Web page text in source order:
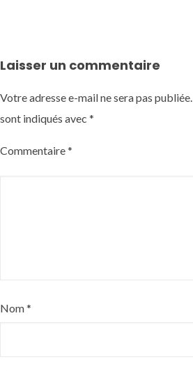
Laisser un commentaire
Votre adresse e-mail ne sera pas publiée.
sont indiqués avec *
Commentaire*
Nom*